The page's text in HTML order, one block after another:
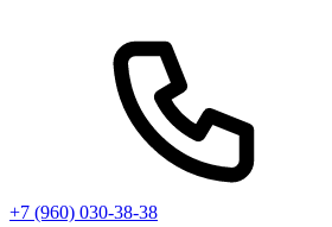
+7 (960) 030-38-38